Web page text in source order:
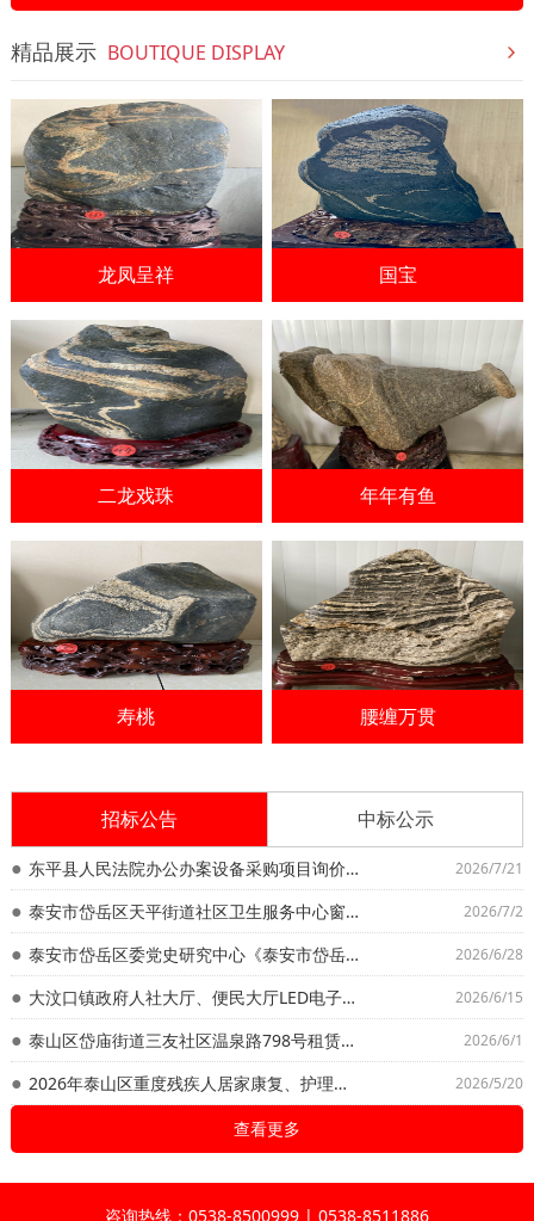
精品展示 BOUTIQUE DISPLAY
龙凤呈祥 国宝
二龙戏珠 年年有鱼
寿桃 腰缠万贯
招标公告 中标公示
东平县人民法院办公办案设备采购项目询价公告 2026/7/21
泰安市岱岳区天平街道社区卫生服务中心窗帘采购安装项目 （自行采购）询价公告 2026/7/2
泰安市岱岳区委党史研究中心《泰安市岱岳区年鉴2026》、《中国共产党泰安市岱岳区历次代表大会重要文献选编》编撰及出版印刷项目 竞争性磋商公告 2026/6/28
大汶口镇政府人社大厅、便民大厅LED电子屏升级改造项目询价公告 2026/6/15
泰山区岱庙街道三友社区温泉路798号租赁权项目 招标公告 2026/6/1
2026年泰山区重度残疾人居家康复、护理服务项目竞争性谈判公告 2026/5/20
查看更多
咨询热线：0538-8500999 | 0538-8511886